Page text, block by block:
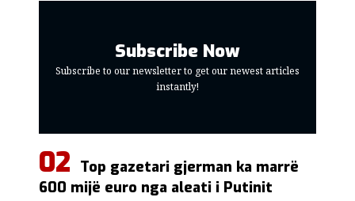
Subscribe Now
Subscribe to our newsletter to get our newest articles
instantly!
Top gazetari gjerman ka marrë
600 mijë euro nga aleati i Putinit